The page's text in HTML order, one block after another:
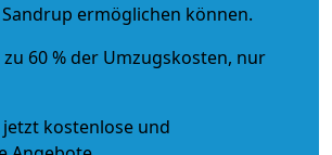
ermöglichen können.
zu 60 % der Umzugskosten, nur
jetzt kostenlose und